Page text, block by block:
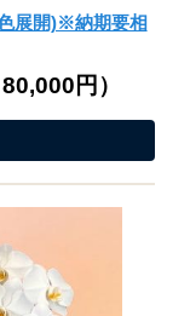
展開)※納期要相
80,000円 ）